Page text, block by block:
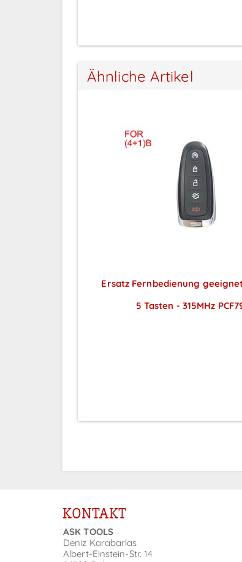
Ähnliche Artikel
Ersatz Fernbedienung
5 Tasten - 315MHz
KONTAKT
ASK TOOLS
Deniz Karabarlas
Albert-Einstein-Str. 14